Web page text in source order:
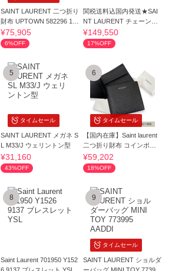
SAINT LAURENT 二つ折り
財布 UPTOWN 582296 1G
F0J
¥75,905
6%OFF
関税送料込国内発送★SAI
NT LAURENT チェーンウ
ォレット
¥149,550
17%OFF
タイムセール
5
SAINT LAURENT メガネ S
L M33/J ウェリントン型
¥31,160
43%OFF
タイムセール
6
【国内在庫】Saint laurent
二つ折り財布 コインポケ
ット付き
¥59,202
18%OFF
8
Saint Laurent 701950 Y152
タイムセール
9
SAINT LAURENT ショルダ